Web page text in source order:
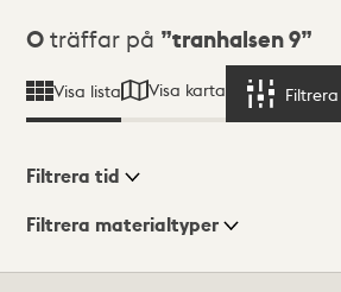
Sökresultat
0 träffar på tranhalsen 9
Visa lista Visa karta Filtrera
Visningsläge
Filtrera tid
Filtrera materialtyper